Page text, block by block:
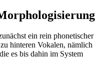
ein rein phonetischer
hinteren Vokalen, nämlich
es bis dahin im System